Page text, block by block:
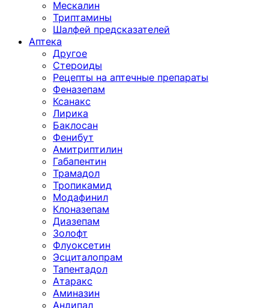
Мескалин
Триптамины
Шалфей предсказателей
Аптека
Другое
Стероиды
Рецепты на аптечные препараты
Феназепам
Ксанакс
Лирика
Баклосан
Фенибут
Амитриптилин
Габапентин
Трамадол
Тропикамид
Модафинил
Клоназепам
Диазепам
Золофт
Флуоксетин
Эсциталопрам
Тапентадол
Атаракс
Аминазин
Андипал